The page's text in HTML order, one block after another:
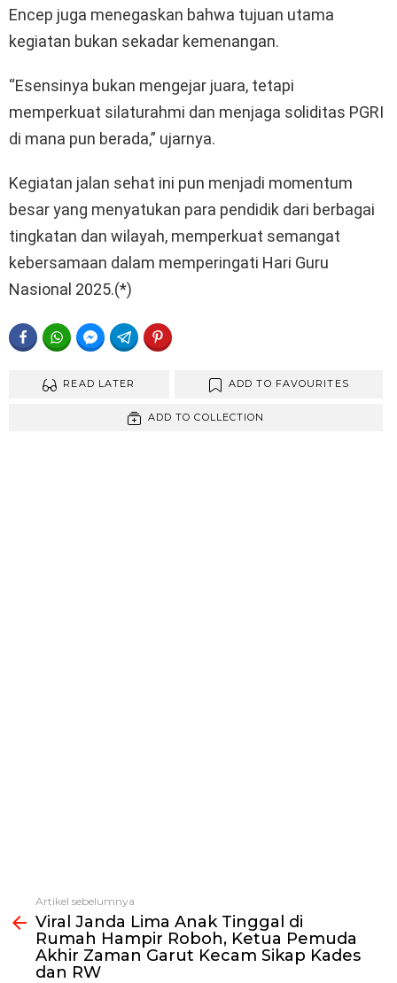
Encep juga menegaskan bahwa tujuan utama
kegiatan bukan sekadar kemenangan.
“Esensinya bukan mengejar juara, tetapi
memperkuat silaturahmi dan menjaga soliditas PGRI
di mana pun berada,” ujarnya.
Kegiatan jalan sehat ini pun menjadi momentum
besar yang menyatukan para pendidik dari berbagai
tingkatan dan wilayah, memperkuat semangat
kebersamaan dalam memperingati Hari Guru
Nasional 2025.(*)
FACEBOOKWHATSAPPFACEBOOK MESSENGER
TELEGRAM
READ LATER ADD TO FAVOURITES
ADD TO COLLECTION
Lihat
selengkapnya
Artikel sebelumnya
Viral Janda Lima Anak Tinggal di
Rumah Hampir Roboh, Ketua Pemuda
Akhir Zaman Garut Kecam Sikap Kades
dan RW